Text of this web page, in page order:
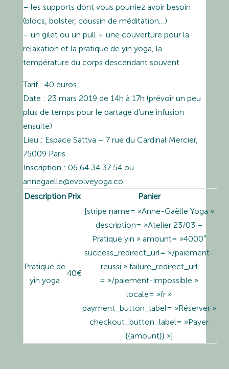
– les supports dont vous pourriez avoir besoin
(blocs, bolster, coussin de méditation…)
– un gilet ou un pull + une couverture pour la
relaxation et la pratique de yin yoga, la
température du corps descendant souvent.
Tarif : 40 euros
Date : 23 mars 2019 de 14h à 17h (prévoir un peu
plus de temps pour le partage d’une infusion
ensuite)
Lieu : Espace Sattva – 7 rue du Cardinal Mercier,
75009 Paris
Inscription : 06 64 34 37 54 ou
annegaelle@evolveyoga.co
Description Prix Panier
Pratique de
yin yoga
40€
[stripe name= »Anne-Gaëlle Yoga »
description= »Atelier 23/03 –
Pratique yin » amount= »4000″
success_redirect_url= »/paiement-
reussi » failure_redirect_url
= »/paiement-impossible »
locale= »fr »
payment_button_label= »Réserver »
checkout_button_label= »Payer
{{amount}} »]